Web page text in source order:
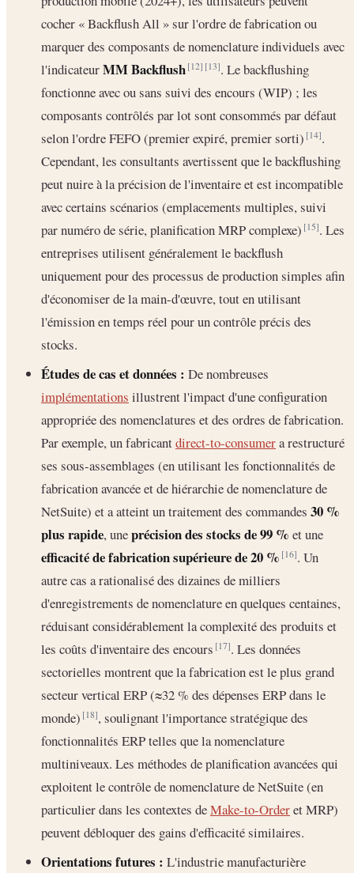
cocher « Backflush All » sur l'ordre de fabrication ou
marquer des composants de nomenclature individuels avec
l'indicateurMM Backflush [12] [13]. Le backflushing
fonctionne avec ou sans suivi des encours (WIP) ; les
composants contrôlés par lot sont consommés par défaut
selon l'ordre FEFO (premier expiré, premier sorti)[14].
Cependant, les consultants avertissent que le backflushing
peut nuire à la précision de l'inventaire et est incompatible
avec certains scénarios (emplacements multiples, suivi
par numéro de série, planification MRP complexe)[15]. Les
entreprises utilisent généralement le backflush
uniquement pour des processus de production simples afin
d'économiser de la main-d'œuvre, tout en utilisant
l'émission en temps réel pour un contrôle précis des
stocks.
Études de cas et données : De nombreuses
implémentations illustrent l'impact d'une configuration
appropriée des nomenclatures et des ordres de fabrication.
Par exemple, un fabricantdirect-to-consumera restructuré
ses sous-assemblages (en utilisant les fonctionnalités de
fabrication avancée et de hiérarchie de nomenclature de
NetSuite) et a atteint un traitement des commandes 30 %
plus rapide, uneprécision des stocks de 99 % et une
efficacité de fabrication supérieure de 20 % [16]. Un
autre cas a rationalisé des dizaines de milliers
d'enregistrements de nomenclature en quelques centaines,
réduisant considérablement la complexité des produits et
les coûts d'inventaire des encours[17]. Les données
sectorielles montrent que la fabrication est le plus grand
secteur vertical ERP (≈32 % des dépenses ERP dans le
monde)[18], soulignant l'importance stratégique des
fonctionnalités ERP telles que la nomenclature
multiniveaux. Les méthodes de planification avancées qui
exploitent le contrôle de nomenclature de NetSuite (en
particulier dans les contextes deMake-to-Orderet MRP)
peuvent débloquer des gains d'efficacité similaires.
Orientations futures : L'industrie manufacturière